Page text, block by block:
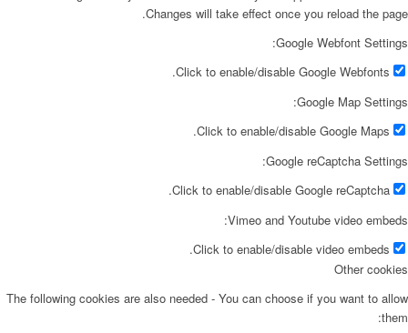
Changes will take effect once you reload the page.
Google Webfont Settings:
Click to enable/disable Google Webfonts.
Google Map Settings:
Click to enable/disable Google Maps.
Google reCaptcha Settings:
Click to enable/disable Google reCaptcha.
Vimeo and Youtube video embeds:
Click to enable/disable video embeds.
Other cookies
The following cookies are also needed - You can choose if you want to allow
them: